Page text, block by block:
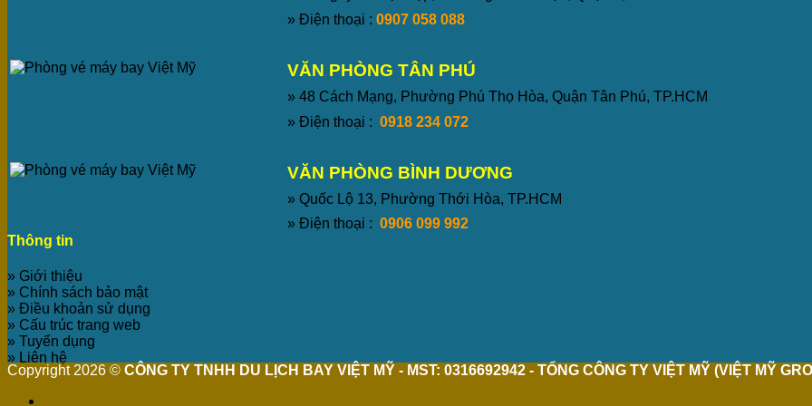
» Điện thoại : 0907 058 088
VĂN PHÒNG TÂN PHÚ
» 48 Cách Mạng, Phường Phú Thọ Hòa, Quận Tân Phú, TP.HCM
» Điện thoại : 0918 234 072
VĂN PHÒNG BÌNH DƯƠNG
» Quốc Lộ 13, Phường Thới Hòa, TP.HCM
» Điện thoại : 0906 099 992
Thông tin
» Giới thiệu
» Chính sách bảo mật
» Điều khoản sử dụng
» Cấu trúc trang web
» Tuyển dụng
» Liên hệ
Copyright 2026 © CÔNG TY TNHH DU LỊCH BAY VIỆT MỸ - MST: 0316692942 - TỔNG CÔNG TY VIỆT MỸ (VIỆT MỸ